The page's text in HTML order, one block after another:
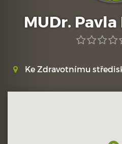
MUDr.
Ke Zdravotnímu